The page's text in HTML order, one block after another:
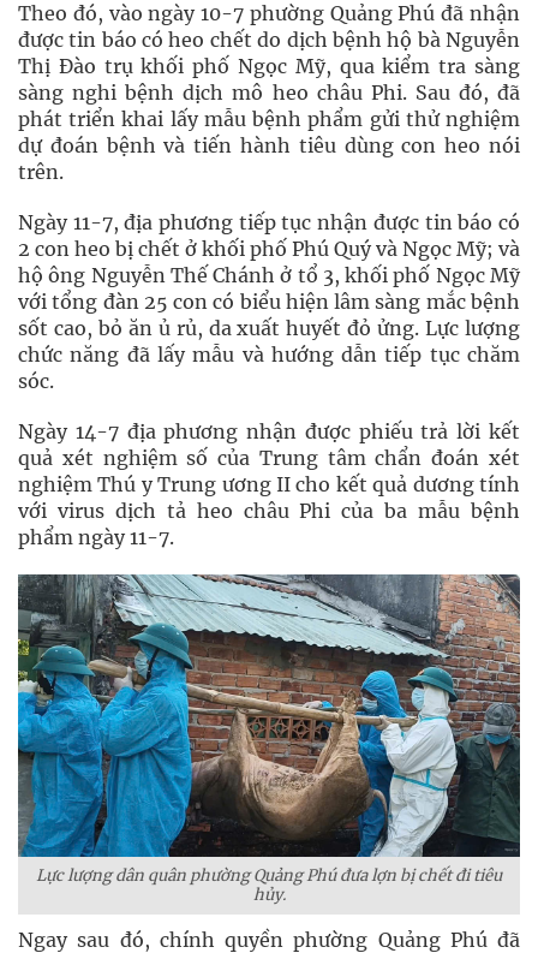
Theo đó, vào ngày 10-7 phường Quảng Phú đã nhận
được tin báo có heo chết do dịch bệnh hộ bà Nguyễn
Thị Đào trụ khối phố Ngọc Mỹ, qua kiểm tra sàng
sàng nghi bệnh dịch mô heo châu Phi. Sau đó, đã
phát triển khai lấy mẫu bệnh phẩm gửi thử nghiệm
dự đoán bệnh và tiến hành tiêu dùng con heo nói
trên.
Ngày 11-7, địa phương tiếp tục nhận được tin báo có
2 con heo bị chết ở khối phố Phú Quý và Ngọc Mỹ; và
hộ ông Nguyễn Thế Chánh ở tổ 3, khối phố Ngọc Mỹ
với tổng đàn 25 con có biểu hiện lâm sàng mắc bệnh
sốt cao, bỏ ăn ủ rủ, da xuất huyết đỏ ửng. Lực lượng
chức năng đã lấy mẫu và hướng dẫn tiếp tục chăm
sóc.
Ngày 14-7 địa phương nhận được phiếu trả lời kết
quả xét nghiệm số của Trung tâm chẩn đoán xét
nghiệm Thú y Trung ương II cho kết quả dương tính
với virus dịch tả heo châu Phi của ba mẫu bệnh
phẩm ngày 11-7.
Lực lượng dân quân phường Quảng Phú đưa lợn bị chết đi tiêu
hủy.
Ngay sau đó, chính quyền phường Quảng Phú đã